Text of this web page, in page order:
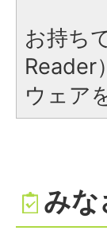
お持ち
Reader
ウェア
みな